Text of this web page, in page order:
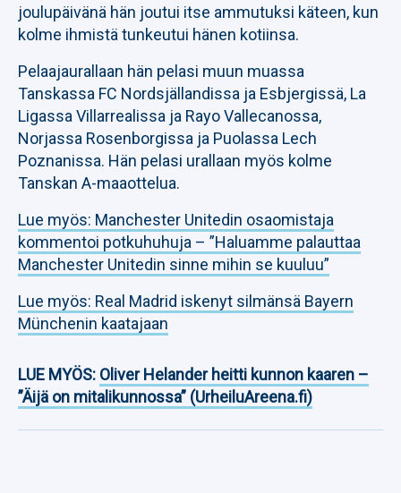
joulupäivänä hän joutui itse ammutuksi käteen, kun
kolme ihmistä tunkeutui hänen kotiinsa.
Pelaajaurallaan hän pelasi muun muassa
Tanskassa FC Nordsjällandissa ja Esbjergissä, La
Ligassa Villarrealissa ja Rayo Vallecanossa,
Norjassa Rosenborgissa ja Puolassa Lech
Poznanissa. Hän pelasi urallaan myös kolme
Tanskan A-maaottelua.
Lue myös: Manchester Unitedin osaomistaja
kommentoi potkuhuhuja – ”Haluamme palauttaa
Manchester Unitedin sinne mihin se kuuluu”
Lue myös: Real Madrid iskenyt silmänsä Bayern
Münchenin kaatajaan
LUE MYÖS: Oliver Helander heitti kunnon kaaren –
”Äijä on mitalikunnossa” (UrheiluAreena.fi)